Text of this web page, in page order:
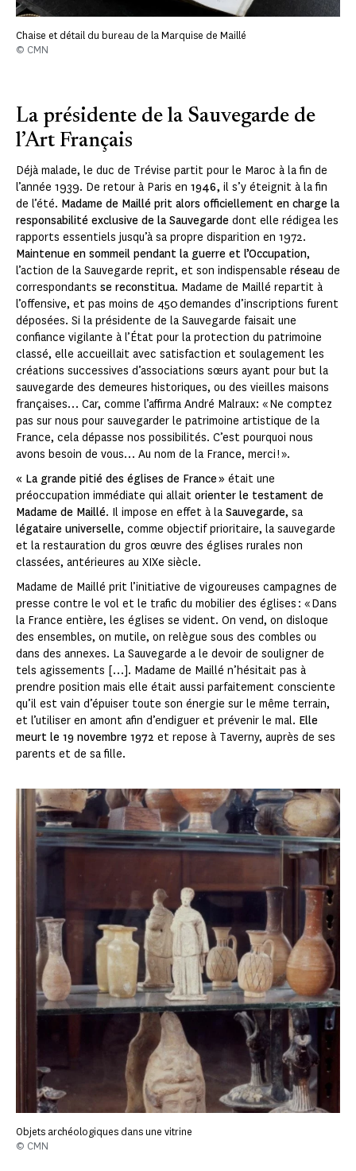
Chaise et détail du bureau de la Marquise de Maillé
© CMN
La présidente de la Sauvegarde de
l’Art Français
Déjà malade, le duc de Trévise partit pour le Maroc à la fin de
l’année 1939. De retour à Paris en 1946, il s’y éteignit à la fin
de l’été. Madame de Maillé prit alors officiellement en charge la
responsabilité exclusive de la Sauvegarde dont elle rédigea les
rapports essentiels jusqu’à sa propre disparition en 1972.
Maintenue en sommeil pendant la guerre et l’Occupation,
l’action de la Sauvegarde reprit, et son indispensable réseau de
correspondants se reconstitua. Madame de Maillé repartit à
l’offensive, et pas moins de 450 demandes d’inscriptions furent
déposées. Si la présidente de la Sauvegarde faisait une
confiance vigilante à l’État pour la protection du patrimoine
classé, elle accueillait avec satisfaction et soulagement les
créations successives d’associations sœurs ayant pour but la
sauvegarde des demeures historiques, ou des vieilles maisons
françaises… Car, comme l’affirma André Malraux: « Ne comptez
pas sur nous pour sauvegarder le patrimoine artistique de la
France, cela dépasse nos possibilités. C’est pourquoi nous
avons besoin de vous… Au nom de la France, merci ! ».
« La grande pitié des églises de France » était une
préoccupation immédiate qui allait orienter le testament de
Madame de Maillé. Il impose en effet à la Sauvegarde, sa
légataire universelle, comme objectif prioritaire, la sauvegarde
et la restauration du gros œuvre des églises rurales non
classées, antérieures au XIXe siècle.
Madame de Maillé prit l’initiative de vigoureuses campagnes de
presse contre le vol et le trafic du mobilier des églises : « Dans
la France entière, les églises se vident. On vend, on disloque
des ensembles, on mutile, on relègue sous des combles ou
dans des annexes. La Sauvegarde a le devoir de souligner de
tels agissements […]. Madame de Maillé n’hésitait pas à
prendre position mais elle était aussi parfaitement consciente
qu’il est vain d’épuiser toute son énergie sur le même terrain,
et l’utiliser en amont afin d’endiguer et prévenir le mal. Elle
meurt le 19 novembre 1972 et repose à Taverny, auprès de ses
parents et de sa fille.
Objets archéologiques dans une vitrine
© CMN